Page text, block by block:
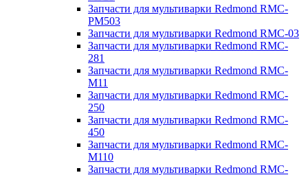
Запчасти для мультиварки Redmond RMC-
PM503
Запчасти для мультиварки Redmond RMC-03
Запчасти для мультиварки Redmond RMC-
281
Запчасти для мультиварки Redmond RMC-
M11
Запчасти для мультиварки Redmond RMC-
250
Запчасти для мультиварки Redmond RMC-
450
Запчасти для мультиварки Redmond RMC-
M110
Запчасти для мультиварки Redmond RMC-